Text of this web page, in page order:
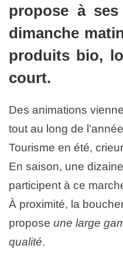
propose à
dimanche
produits bio,
court.
Des animations
tout au long de
Tourisme en été,
En saison, une
participent à ce
À proximité, la
propose une large
qualité.